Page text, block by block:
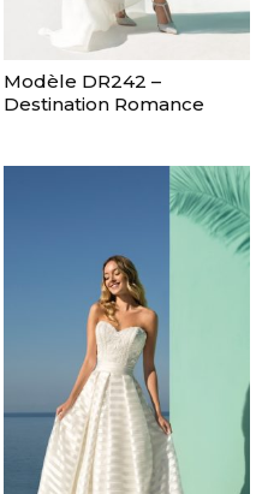
Modèle DR242 –
Destination Romance